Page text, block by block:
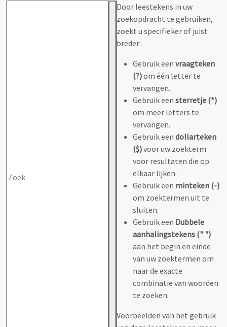
Door leestekens in uw
zoekopdracht te gebruiken,
zoekt u specifieker of juist
breder:
Gebruik een vraagteken
(?)om één letter te
vervangen.
Gebruik een sterretje (*)
om meer letters te
vervangen.
Gebruik een dollarteken
($)voor uw zoekterm
voor resultaten die op
elkaar lijken.
Gebruik een minteken (-)
om zoektermen uit te
sluiten.
Gebruik een Dubbele
aanhalingstekens (" ")
aan het begin en einde
van uw zoektermen om
naar de exacte
combinatie van woorden
te zoeken.
Voorbeelden van het gebruik